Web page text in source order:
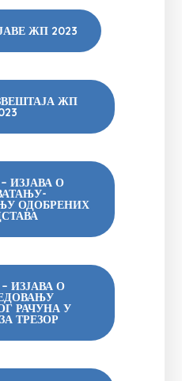
ЖП 2023
ЖП
ИЗЈАВА О
ОДОБРЕНИХ
ИЗЈАВА О
РАЧУНА У
ТРЕЗОР